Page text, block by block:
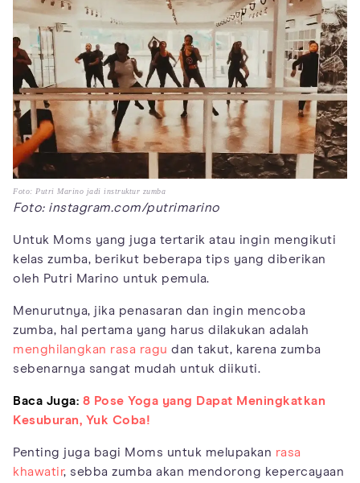
Foto: Putri Marino jadi instruktur zumba
Foto: instagram.com/putrimarino
Untuk Moms yang juga tertarik atau ingin mengikuti
kelas zumba, berikut beberapa tips yang diberikan
oleh Putri Marino untuk pemula.
Menurutnya, jika penasaran dan ingin mencoba
zumba, hal pertama yang harus dilakukan adalah
menghilangkan rasa ragu dan takut, karena zumba
sebenarnya sangat mudah untuk diikuti.
Baca Juga: 8 Pose Yoga yang Dapat Meningkatkan
Kesuburan, Yuk Coba!
Penting juga bagi Moms untuk melupakan rasa
khawatir, sebba zumba akan mendorong kepercayaan